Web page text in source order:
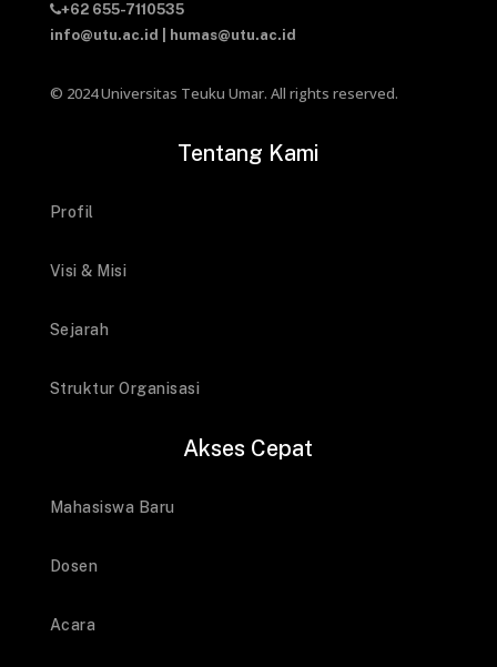
+62 655-7110535
info@utu.ac.id
humas@utu.ac.id
© 2024 Universitas Teuku Umar. All rights reserved.
Tentang Kami
Profil
Visi & Misi
Sejarah
Struktur Organisasi
Akses Cepat
Mahasiswa Baru
Dosen
Acara